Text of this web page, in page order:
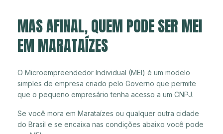
MAS AFINAL, QUEM PODE SER MEI
EM MARATAÍZES
O Microempreendedor Individual (MEI) é um modelo
simples de empresa criado pelo Governo que permite
que o pequeno empresário tenha acesso a um CNPJ.
Se você mora em Marataízes ou qualquer outra cidade
do Brasil e se encaixa nas condições abaixo você pode